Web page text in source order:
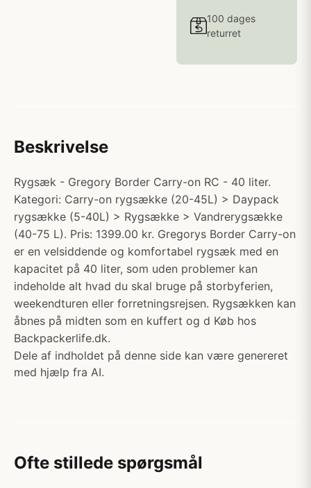
100 dages
returret
Beskrivelse
Rygsæk - Gregory Border Carry-on RC - 40 liter.
Kategori: Carry-on rygsække (20-45L) > Daypack
rygsække (5-40L) > Rygsække > Vandrerygsække
(40-75 L). Pris: 1399.00 kr. Gregorys Border Carry-on
er en velsiddende og komfortabel rygsæk med en
kapacitet på 40 liter, som uden problemer kan
indeholde alt hvad du skal bruge på storbyferien,
weekendturen eller forretningsrejsen. Rygsækken kan
åbnes på midten som en kuffert og d Køb hos
Backpackerlife.dk.
Dele af indholdet på denne side kan være genereret
med hjælp fra AI.
Ofte stillede spørgsmål